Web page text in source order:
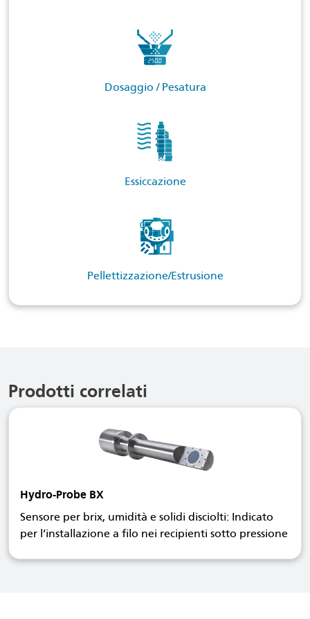
Dosaggio / Pesatura
Essiccazione
Pellettizzazione/Estrusione
Prodotti correlati
Hydro-Probe BX
Sensore per brix, umidità e solidi disciolti: Indicato
per l’installazione a filo nei recipienti sotto pressione